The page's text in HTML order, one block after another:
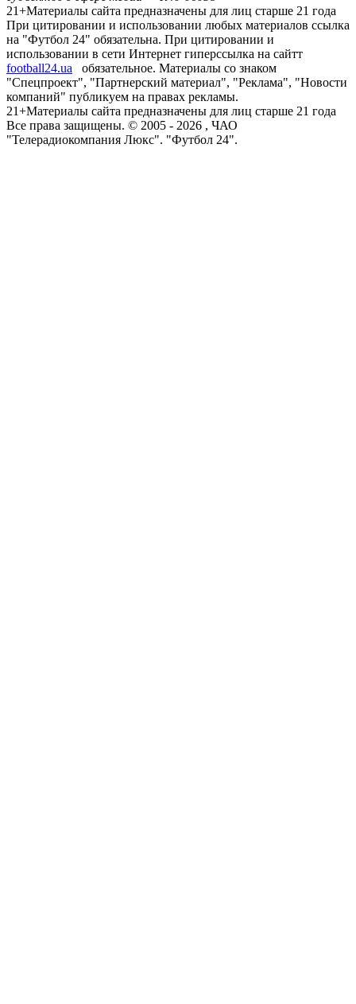
21+Материалы сайта предназначены для лиц старше 21 года
При цитировании и использовании любых материалов ссылка
на "Футбол 24" обязательна. При цитировании и
использовании в сети Интернет гиперссылка на сайтт
football24.ua
обязательное. Материалы со знаком
"Спецпроект", "Партнерский материал", "Реклама", "Новости
компаний" публикуем на правах рекламы.
21+Материалы сайта предназначены для лиц старше 21 года
Все права защищены. © 2005 - 2026 , ЧАО
"Телерадиокомпания Люкс". "Футбол 24".